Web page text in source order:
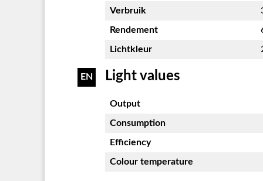
Verbruik
Rendement
Lichtkleur
EN Light values
Output
Consumption
Efficiency
Colour temperature